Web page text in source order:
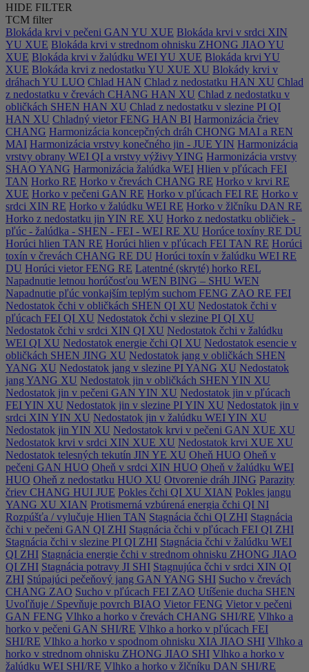
HIDE FILTER
TCM filter
Blokáda krvi v pečeni GAN YU XUE Blokáda krvi v srdci XIN
YU XUE Blokáda krvi v strednom ohnisku ZHONG JIAO YU
XUE Blokáda krvi v žalúdku WEI YU XUE Blokáda krvi YU
XUE Blokáda krvi z nedostatku YU XUE XU Blokády krvi v
dráhach YU LUO Chlad HAN Chlad z nedostatku HAN XU Chlad
z nedostatku v črevách CHANG HAN XU Chlad z nedostatku v
obličkách SHEN HAN XU Chlad z nedostatku v slezine PI QI
HAN XU Chladný vietor FENG HAN BI Harmonizácia čriev
CHANG Harmonizácia koncepčných dráh CHONG MAI a REN
MAI Harmonizácia vrstvy konečného jin - JUE YIN Harmonizácia
vrstvy obrany WEI QI a vrstvy výživy YING Harmonizácia vrstvy
SHAO YANG Harmonizácia žalúdka WEI Hlien v pľúcach FEI
TAN Horko RE Horko v črevách CHANG RE Horko v krvi RE
XUE Horko v pečeni GAN RE Horko v pľúcach FEI RE Horko v
srdci XIN RE Horko v žalúdku WEI RE Horko v žlčníku DAN RE
Horko z nedostatku jin YIN RE XU Horko z nedostatku obličiek -
pľúc - žalúdka - SHEN - FEI - WEI RE XU Horúce toxíny RE DU
Horúci hlien TAN RE Horúci hlien v pľúcach FEI TAN RE Horúci
toxín v črevách CHANG RE DU Horúci toxín v žalúdku WEI RE
DU Horúci vietor FENG RE Latentné (skryté) horko REL
Napadnutie letnou horúčosťou WEN BING – SHU WEN
Napadnutie pľúc vonkajším teplým suchom FENG ZAO RE FEI
Nedostatok čchi v obličkách SHEN QI XU Nedostatok čchi v
pľúcach FEI QI XU Nedostatok čchi v slezine PI QI XU
Nedostatok čchi v srdci XIN QI XU Nedostatok čchi v žalúdku
WEI QI XU Nedostatok energie čchi QI XU Nedostatok esencie v
obličkách SHEN JING XU Nedostatok jang v obličkách SHEN
YANG XU Nedostatok jang v slezine PI YANG XU Nedostatok
jang YANG XU Nedostatok jin v obličkách SHEN YIN XU
Nedostatok jin v pečeni GAN YIN XU Nedostatok jin v pľúcach
FEI YIN XU Nedostatok jin v slezine PI YIN XU Nedostatok jin v
srdci XIN YIN XU Nedostatok jin v žalúdku WEI YIN XU
Nedostatok jin YIN XU Nedostatok krvi v pečeni GAN XUE XU
Nedostatok krvi v srdci XIN XUE XU Nedostatok krvi XUE XU
Nedostatok telesných tekutín JIN YE XU Oheň HUO Oheň v
pečeni GAN HUO Oheň v srdci XIN HUO Oheň v žalúdku WEI
HUO Oheň z nedostatku HUO XU Otvorenie dráh JING Parazity
čriev CHANG HUI JUE Pokles čchi QI XU XIAN Pokles jangu
YANG XU XIAN Protismerná vzbúrená energia čchi QI NI
Rozpúšťa / vylučuje Hlien TAN Stagnácia čchi QI ZHI Stagnácia
čchi v pečeni GAN QI ZHI Stagnácia čchi v pľúcach FEI QI ZHI
Stagnácia čchi v slezine PI QI ZHI Stagnácia čchi v žalúdku WEI
QI ZHI Stagnácia energie čchi v strednom ohnisku ZHONG JIAO
QI ZHI Stagnácia potravy JI SHI Stagnujúca čchi v srdci XIN QI
ZHI Stúpajúci pečeňový jang GAN YANG SHI Sucho v črevách
CHANG ZAO Sucho v pľúcach FEI ZAO Utíšenie ducha SHEN
Uvoľňuje / Spevňuje povrch BIAO Vietor FENG Vietor v pečeni
GAN FENG Vlhko a horko v črevách CHANG SHI/RE Vlhko a
horko v pečeni GAN SHI/RE Vlhko a horko v pľúcach FEI
SHI/RE Vlhko a horko v spodnom ohnisku XIA JIAO SHI Vlhko a
horko v strednom ohnisku ZHONG JIAO SHI Vlhko a horko v
žalúdku WEI SHI/RE Vlhko a horko v žlčníku DAN SHI/RE